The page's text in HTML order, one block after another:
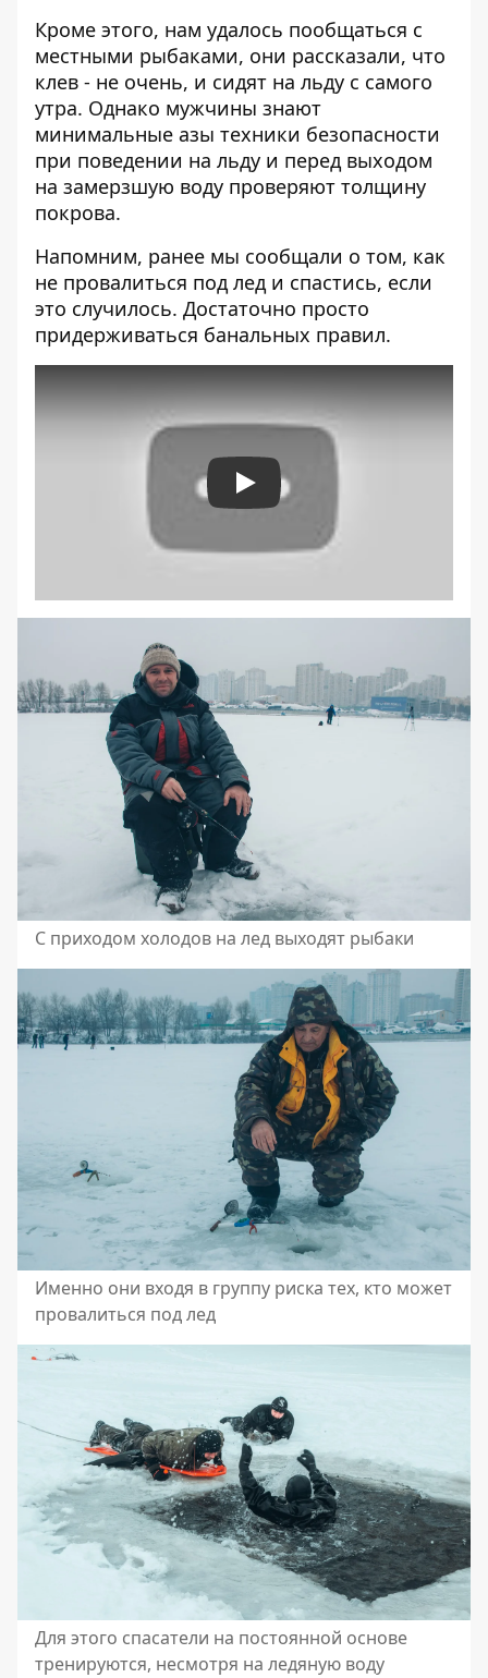
Кроме этого, нам удалось пообщаться с
местными рыбаками, они рассказали, что
клев - не очень, и сидят на льду с самого
утра. Однако мужчины знают
минимальные азы техники безопасности
при поведении на льду и перед выходом
на замерзшую воду проверяют толщину
покрова.
Напомним, ранее мы сообщали о том, как
не провалиться под лед и спастись, если
это случилось. Достаточно просто
придерживаться банальных правил.
Play
С приходом холодов на лед выходят рыбаки
Именно они входя в группу риска тех, кто может
провалиться под лед
Для этого спасатели на постоянной основе
тренируются, несмотря на ледяную воду